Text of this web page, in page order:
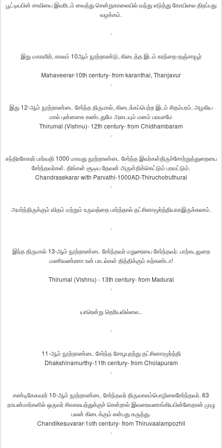
பூட்டியபின் சாவியை இவரிடம் வைத்து சென்றுகாலையில் வந்து எடுத்து கோயிலை திறப்பது
வழக்கம்.
இது மகாவீரர், காலம் 10ஆம் நூற்றாண்டு, கிடைத்த இடம் கரந்தை-தஞ்சாவூர்
Mahaveerar-10th century- from karanthai, Thanjavur
இது 12-ஆம் நூற்றாண்டை சேர்ந்ததிருமால், கிடைக்கப்பெற்றஇடம் சிதம்பரம். அழகிய
மால்புன்னகைகண்டதுமே அடையும் மனம் பரவசமே
Thirumal (Vishnu)- 12th century- from Chidhambaram
சந்திரசேகரர் பார்வதி 1000 மாவது நூற்றாண்டை சேர்ந்த இவர்கள்திருச்சோற்றுத்துறையை
சேர்ந்தவர்கள். திங்கள் சூடியதேவன்அருள்திக்கெட்டும் பரவட்டும்.
Chandrasekarar with Parvathi-1000AD-Thiruchotruthurai
அமர்ந்திருக்கும் விதம் மற்றும் உருவத்தை பார்த்தால் தட்சினாமூர்த்தியாகஇருக்கலாம்.
இந்த திருமால்13-ஆம் நூற்றாண்டை சேர்ந்தவர் மதுரையை சேர்ந்தவர். பாற்கடலுறை
மணிவண்ணா உன் பாடல்கள் தித்திக்கும் கற்கண்டா!
Thirumal (Vishnu) - 13th century- from Madurai
யாரென்று தெரியவில்லை..
11-ஆம் நூற்றாண்டை சேர்ந்த சோழபுரத்து தட்சிணாமூர்த்தி
Dhakshinamurthy-11th century- from Cholapuram
சண்டிகேசுவரர் 10-ஆம் நூற்றாண்டை சேர்ந்தவர்திருவாலம்பொழிலைசேர்ந்தவர். 63
நாயன்மார்களில் ஒருவர் சிவாலயத்துக்குச் சென்றால் இவரைவணங்கியபின்னேதான் முழு
பலன்கிடைக்கும் என்பதுகருத்து.
Chandikesuvarar-1oth century- from Thiruvaalampozhil